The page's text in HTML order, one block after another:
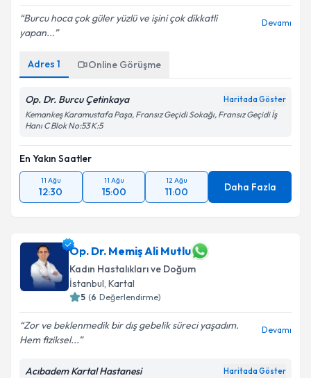
Burcu hoca çok güler yüzlü ve işini çok dikkatli
yapan...
Devamı
Adres 1 Online Görüşme
Op. Dr. Burcu Çetinkaya Haritada Göster
Kemankeş Karamustafa Paşa, Fransız Geçidi Sokağı, Fransız Geçidi İş
Hanı C Blok No:53 K:5
En Yakın Saatler
11 Ağu
12:30
11 Ağu
15:00
12 Ağu
11:00 Daha Fazla
Op. Dr. Memiş Ali Mutlu
Kadın Hastalıkları ve Doğum
İstanbul, Kartal
5 (6 Değerlendirme)
Zor ve beklenmedik bir dış gebelik süreci yaşadım.
Hem fiziksel...
Devamı
Acıbadem Kartal Hastanesi Haritada Göster